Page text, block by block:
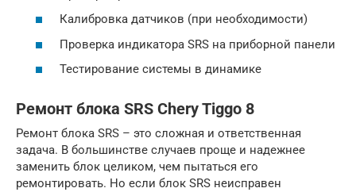
Калибровка датчиков (при необходимости)
Проверка индикатора SRS на приборной панели
Тестирование системы в динамике
Ремонт блока SRS Chery Tiggo 8
Ремонт блока SRS – это сложная и ответственная
задача. В большинстве случаев проще и надежнее
заменить блок целиком, чем пытаться его
ремонтировать. Но если блок SRS неисправен